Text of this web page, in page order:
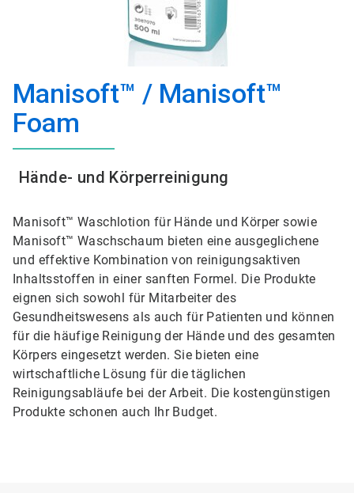
Manisoft™ / Manisoft™
Foam
Hände- und Körperreinigung
Manisoft™ Waschlotion für Hände und Körper sowie
Manisoft™ Waschschaum bieten eine ausgeglichene
und effektive Kombination von reinigungsaktiven
Inhaltsstoffen in einer sanften Formel. Die Produkte
eignen sich sowohl für Mitarbeiter des
Gesundheitswesens als auch für Patienten und können
für die häufige Reinigung der Hände und des gesamten
Körpers eingesetzt werden. Sie bieten eine
wirtschaftliche Lösung für die täglichen
Reinigungsabläufe bei der Arbeit. Die kostengünstigen
Produkte schonen auch Ihr Budget.